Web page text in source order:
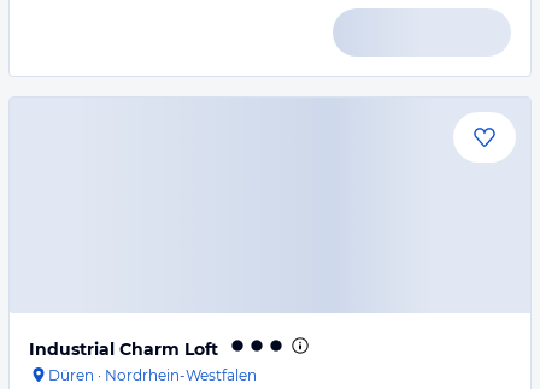
Industrial Charm Loft
Düren · Nordrhein-Westfalen